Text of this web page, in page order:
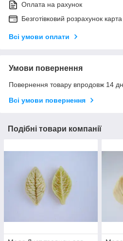
Оплата на рахунок
Безготівковий розрахунок
Всі умови оплати
Умови повернення
Повернення товару впродовж 14
Всі умови повернення
Подібні товари компанії